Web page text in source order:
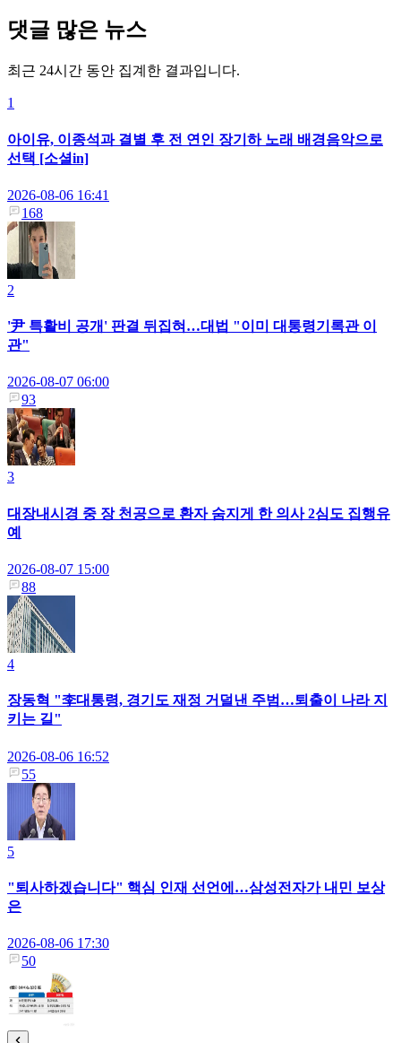
댓글 많은 뉴스
최근 24시간 동안 집계한 결과입니다.
1
아이유, 이종석과 결별 후 전 연인 장기하 노래 배경음악으로
선택 [소셜in]
2026-08-06 16:41
168
2
'尹 특활비 공개' 판결 뒤집혀…대법 "이미 대통령기록관 이
관"
2026-08-07 06:00
93
3
대장내시경 중 장 천공으로 환자 숨지게 한 의사 2심도 집행유
예
2026-08-07 15:00
88
4
장동혁 "李대통령, 경기도 재정 거덜낸 주범…퇴출이 나라 지
키는 길"
2026-08-06 16:52
55
5
"퇴사하겠습니다" 핵심 인재 선언에…삼성전자가 내민 보상
은
2026-08-06 17:30
50